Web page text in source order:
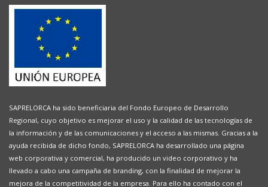
SAPRELORCA ha sido beneficiaria del Fondo Europeo de Desarrollo
Regional, cuyo objetivo es mejorar el uso y la calidad de las tecnologías de
la información y de las comunicaciones y el acceso a las mismas. Gracias a la
ayuda recibida de dicho fondo, SAPRELORCA ha desarrollado una página
web corporativa y comercial, ha producido un video corporativo y ha
llevado a cabo una campaña de branding, con la finalidad de mejorar la
mejora de la competitividad de la empresa. Para ello ha contado con el